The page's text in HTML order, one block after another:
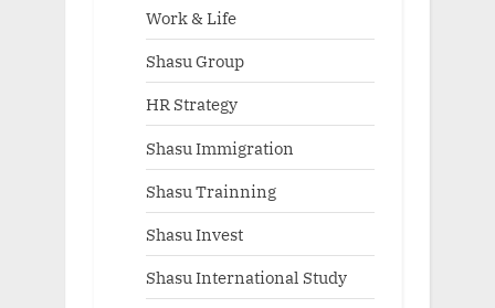
Work & Life
Shasu Group
HR Strategy
Shasu Immigration
Shasu Trainning
Shasu Invest
Shasu International Study